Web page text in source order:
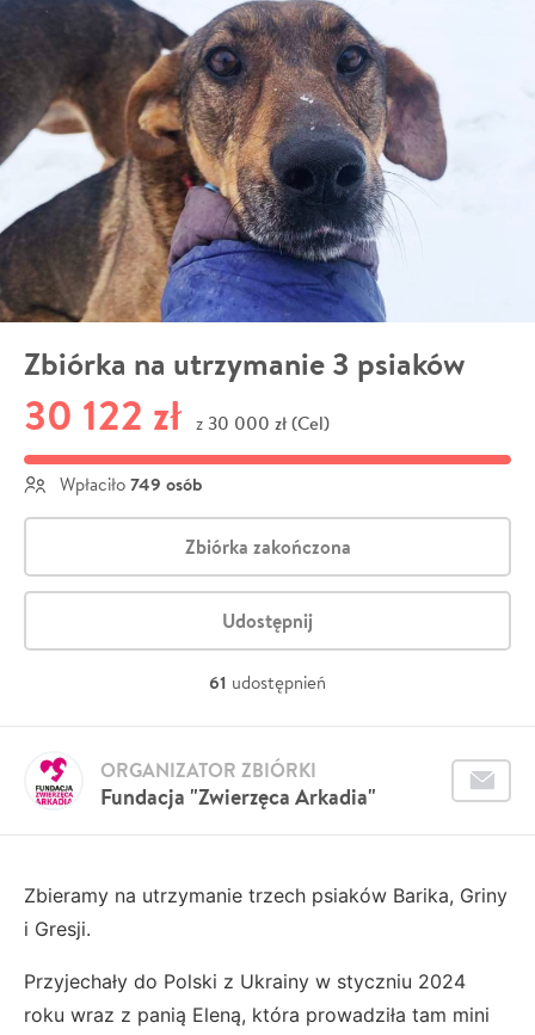
Zbiórka na utrzymanie 3 psiaków
30 122 zł z 30 000 zł (Cel)
Wpłaciło 749 osób
Zbiórka zakończona
Udostępnij
61 udostępnień
Fundacja "Zwierzęca Arkadia"
ORGANIZATOR ZBIÓRKI
Zbieramy na utrzymanie trzech psiaków Barika, Griny
i Gresji.
Przyjechały do Polski z Ukrainy w styczniu 2024
roku wraz z panią Eleną, która prowadziła tam mini